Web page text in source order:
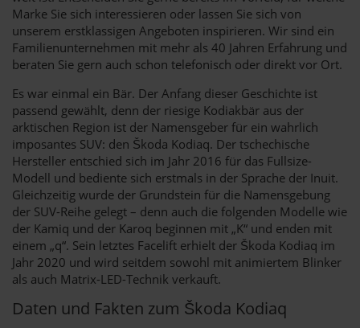
Marke Sie sich interessieren oder lassen Sie sich von
unserem erstklassigen Angeboten inspirieren. Wir sind ein
Familienunternehmen mit mehr als 40 Jahren Erfahrung und
beraten Sie gern auch schon telefonisch oder direkt vor Ort.
Es war einmal ein Bär. Der Anfang dieser Geschichte ist
passend gewählt, denn der riesige Kodiakbär aus der
arktischen Region ist der Namensgeber für ein wahrlich
imposantes SUV: den Škoda Kodiaq. Der tschechische
Hersteller entschied sich im Jahr 2016 für das Fullsize-
Modell und bediente sich erstmals in der Sprache der Inuit.
Gleichzeitig wurde der Grundstein für die Namensgebung
der SUV-Reihe gelegt – denn auch die folgenden Modelle wie
der Kamiq und der Karoq beginnen mit „K“ und enden mit
einem „q“. Sein letztes Facelift erhielt der Škoda Kodiaq im
Jahr 2020 und wird seitdem sowohl mit animiertem Blinker
als auch Matrix-LED-Technik verkauft.
Daten und Fakten zum Škoda Kodiaq